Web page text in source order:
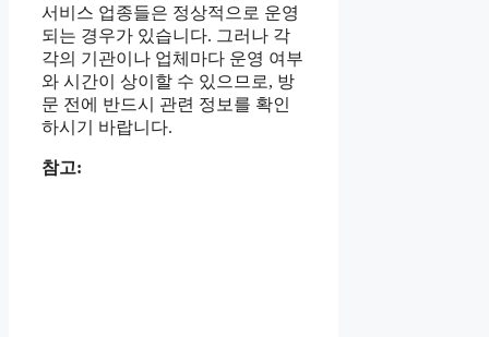
서비스 업종들은 정상적으로 운영
되는 경우가 있습니다. 그러나 각
각의 기관이나 업체마다 운영 여부
와 시간이 상이할 수 있으므로, 방
문 전에 반드시 관련 정보를 확인
하시기 바랍니다.
참고: